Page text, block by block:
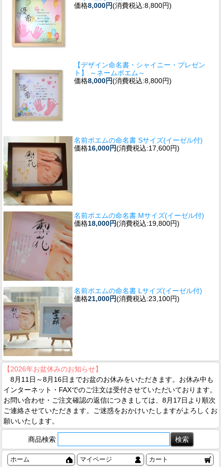
価格8,000円(消費税込:8,800円)
【デザイン命名書・シャイニー・プレゼン
ト】 ～ネームポエム～
価格8,000円(消費税込:8,800円)
名前ポエムの命名書 Sサイズ(イーゼル付)
価格16,000円(消費税込:17,600円)
名前ポエムの命名書 Mサイズ(イーゼル付)
価格18,000円(消費税込:19,800円)
名前ポエムの命名書 Lサイズ(イーゼル付)
価格21,000円(消費税込:23,100円)
【2026年お盆休みのお知らせ】
8月11日～8月16日までお盆のお休みをいただきます。お休み中も
インターネット・FAXでのご注文は受付させていただいております。
お問い合わせ・ご注文確認の返信につきましては、8月17日より順次
ご連絡させていただきます。ご迷惑をおかけいたしますがよろしくお
願いいたします。
商品検索
ホーム マイページ カート